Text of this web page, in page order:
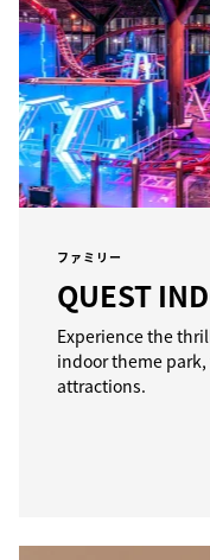
ファミリー
QUEST
Experience the
indoor theme
attractions.